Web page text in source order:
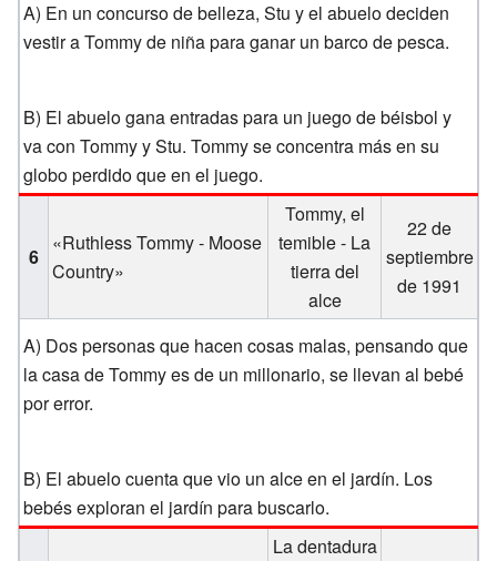
A) En un concurso de belleza, Stu y el abuelo deciden
vestir a Tommy de niña para ganar un barco de pesca.
B) El abuelo gana entradas para un juego de béisbol y
va con Tommy y Stu. Tommy se concentra más en su
globo perdido que en el juego.
6
«Ruthless Tommy - Moose
Country»
Tommy, el
temible - La
tierra del
alce
22 de
septiembre
de 1991
A) Dos personas que hacen cosas malas, pensando que
la casa de Tommy es de un millonario, se llevan al bebé
por error.
B) El abuelo cuenta que vio un alce en el jardín. Los
bebés exploran el jardín para buscarlo.
La dentadura